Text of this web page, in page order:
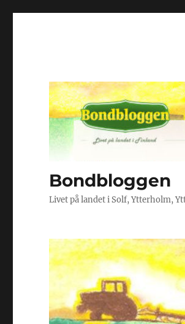
Bondbloggen
Livet på landet i Solf, Ytterholm,